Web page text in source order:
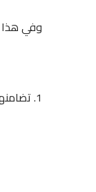
وفي هذا
1. تضامنها المطلق مع كل مساعدي العلاج الذين يتعرضون للتعسف، خاصة الأخت فاطمة الزهراء والأخ رشيد.